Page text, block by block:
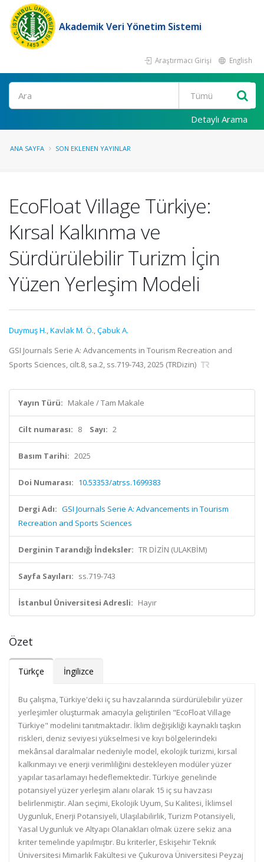
Akademik Veri Yönetim Sistemi
Araştırmacı Girişi English
Ara
Detaylı Arama
ANA SAYFA SON EKLENEN YAYINLAR
EcoFloat Village Türkiye:
Kırsal Kalkınma ve
Sürdürülebilir Turizm İçin
Yüzen Yerleşim Modeli
Duymuş H.,Kavlak M. Ö.,Çabuk A.
GSI Journals Serie A: Advancements in Tourism Recreation and
Sports Sciences, cilt.8, sa.2, ss.719-743, 2025 (TRDizin)
Yayın Türü: Makale / Tam Makale
Cilt numarası: 8 Sayı: 2
Basım Tarihi: 2025
Doi Numarası: 10.53353/atrss.1699383
Dergi Adı: GSI Journals Serie A: Advancements in Tourism
Recreation and Sports Sciences
Derginin Tarandığı İndeksler: TR DİZİN (ULAKBİM)
Sayfa Sayıları: ss.719-743
İstanbul Üniversitesi Adresli: Hayır
Özet
Türkçe İngilizce
Bu çalışma, Türkiye'deki iç su havzalarında sürdürülebilir yüzer
yerleşimler oluşturmak amacıyla geliştirilen "EcoFloat Village
Türkiye" modelini tanıtmaktadır. İklim değişikliği kaynaklı taşkın
riskleri, deniz seviyesi yükselmesi ve kıyı bölgelerindeki
mekânsal daralmalar nedeniyle model, ekolojik turizmi, kırsal
kalkınmayı ve enerji verimliliğini destekleyen modüler yüzer
yapılar tasarlamayı hedeflemektedir. Türkiye genelinde
potansiyel yüzer yerleşim alanı olarak 15 iç su havzası
belirlenmiştir. Alan seçimi, Ekolojik Uyum, Su Kalitesi, İklimsel
Uygunluk, Enerji Potansiyeli, Ulaşılabilirlik, Turizm Potansiyeli,
Yasal Uygunluk ve Altyapı Olanakları olmak üzere sekiz ana
kriter temelinde yapılmıştır. Bu kriterler, Eskişehir Teknik
Üniversitesi Mimarlık Fakültesi ve Çukurova Üniversitesi Peyzaj